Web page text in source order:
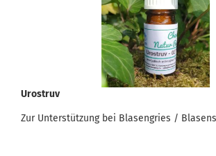
Urostruv
Zur Unterstützung bei Blasengries /